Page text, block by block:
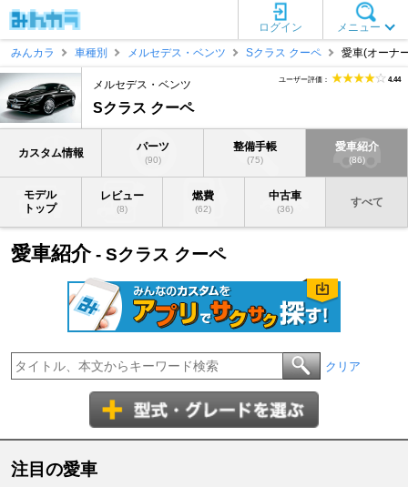
メニュー
ログイン
みんカラ
車種別 メルセデス・ベンツ Sクラス クーペ 愛車(オーナ
メルセデス・ベンツ
Sクラス クーペ
ユーザー評価： 4.44
カスタム情報 パーツ
(90)
整備手帳
(75)
愛車紹介
(86)
モデル
トップ
レビュー
(8)
燃費
(62)
中古車
(36)
すべて
愛車紹介- Sクラス クーペ
クリア
注目の愛車